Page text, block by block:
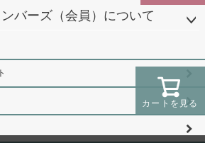
カートを見る
バーズ（会員）について